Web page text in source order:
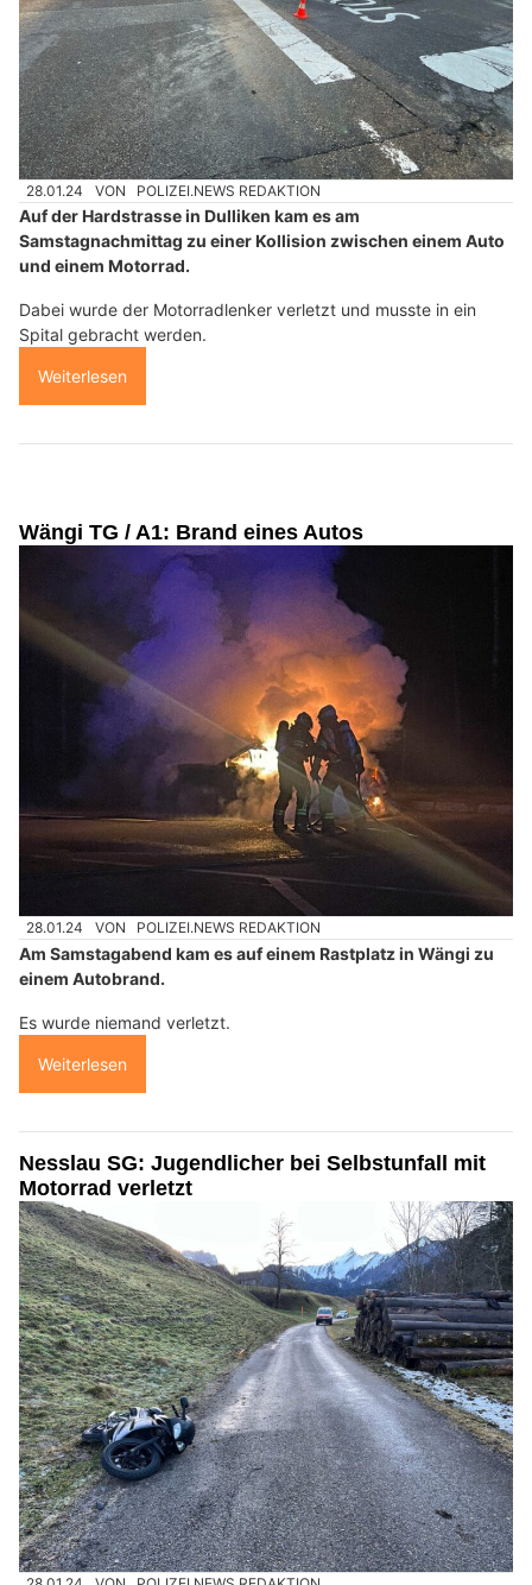
28.01.24 VON POLIZEI.NEWS REDAKTION
Auf der Hardstrasse in Dulliken kam es am
Samstagnachmittag zu einer Kollision zwischen einem Auto
und einem Motorrad.
Dabei wurde der Motorradlenker verletzt und musste in ein
Spital gebracht werden.
Weiterlesen
Wängi TG / A1: Brand eines Autos
28.01.24 VON POLIZEI.NEWS REDAKTION
Am Samstagabend kam es auf einem Rastplatz in Wängi zu
einem Autobrand.
Es wurde niemand verletzt.
Weiterlesen
Nesslau SG: Jugendlicher bei Selbstunfall mit
Motorrad verletzt